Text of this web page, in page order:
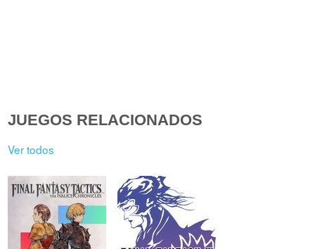
JUEGOS RELACIONADOS
Ver todos